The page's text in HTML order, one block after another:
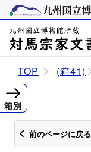
TOP (箱41)
前のページに戻る
箱別